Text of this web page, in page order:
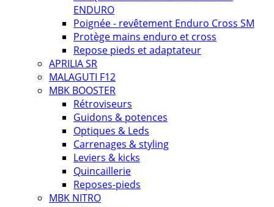
ENDURO
Poignée - revêtement Enduro Cross SM
Protège mains enduro et cross
Repose pieds et adaptateur
APRILIA SR
MALAGUTI F12
MBK BOOSTER
Rétroviseurs
Guidons & potences
Optiques & Leds
Carrenages & styling
Leviers & kicks
Quincaillerie
Reposes-pieds
MBK NITRO